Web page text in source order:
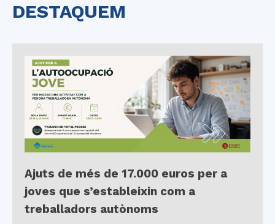
DESTAQUEM
Ajuts de més de 17.000 euros per a
joves que s’estableixin com a
treballadors autònoms